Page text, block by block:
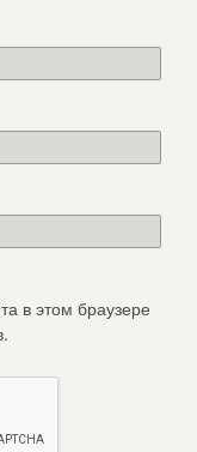
в этом браузере